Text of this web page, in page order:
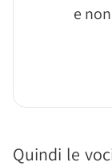
e
Quindi le